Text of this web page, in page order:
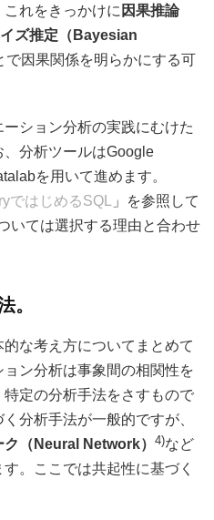
れをきっかけに 因果推論
ズ推定（Bayesian
で因果関係を明らかにする可
ション分析の実践にむけた
、分析ツールはGoogle
を用いて進めます。
ではじめるSQL
」を参照して
いては選択する理由と合わせ
。
な考え方についてまとめて
ン分析は事象間の相関性を
定の分析手法をさすもので
分析手法が一般的ですが、
（Neural Network） 4)など
。ここでは共起性に基づく